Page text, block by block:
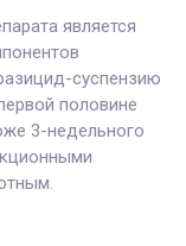
является
суспензию
половине
3-недельного